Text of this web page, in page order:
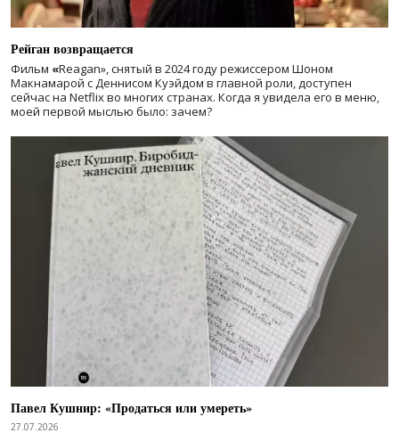
Рейган возвращается
Фильм «Reagan», снятый в 2024 годурежиссером Шоном
Макнамарой с Деннисом Куэйдом в главной роли, доступен
сейчас на Netflix во многих странах. Когда я увидела его в меню,
моей первой мыслью было: зачем?
Павел Кушнир: «Продаться или умереть»
27.07.2026